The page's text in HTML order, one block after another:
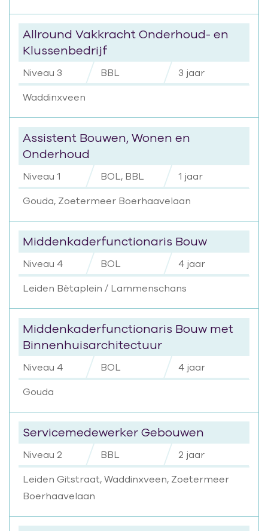
Allround Vakkracht Onderhoud- en
Klussenbedrijf
Niveau 3 BBL 3 jaar
Waddinxveen
Assistent Bouwen, Wonen en
Onderhoud
Niveau 1 BOL, BBL 1 jaar
Gouda, Zoetermeer Boerhaavelaan
Middenkaderfunctionaris Bouw
Niveau 4 BOL 4 jaar
Leiden Bètaplein / Lammenschans
Middenkaderfunctionaris Bouw met
Binnenhuisarchitectuur
Niveau 4 BOL 4 jaar
Gouda
Servicemedewerker Gebouwen
Niveau 2 BBL 2 jaar
Leiden Gitstraat, Waddinxveen, Zoetermeer
Boerhaavelaan